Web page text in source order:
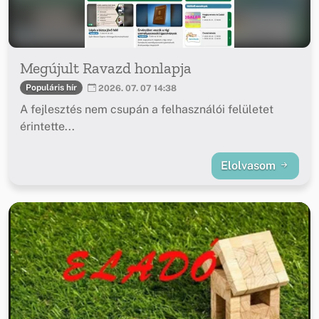
Megújult Ravazd honlapja
Populáris hír 2026. 07. 07 14:38
A fejlesztés nem csupán a felhasználói felületet
érintette...
Elolvasom